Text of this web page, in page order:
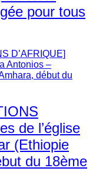
pour tous
de l’église
(Ethiopie
du 18ème